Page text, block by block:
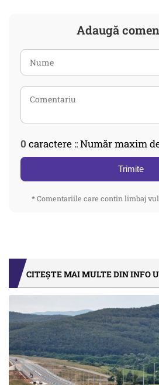
Adaugă
0 caractere :: Număr maxim
Trimite
* Comentariile care contin limbaj
CITEȘTE MAI MULTE DIN INFO